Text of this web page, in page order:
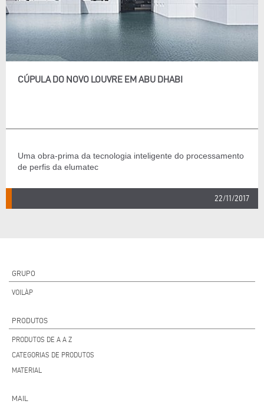
CÚPULA DO NOVO LOUVRE EM ABU DHABI
Uma obra-prima da tecnologia inteligente do processamento
de perfis da elumatec
22/11/2017
GRUPO
VOILÀP
PRODUTOS
PRODUTOS DE A A Z
CATEGORIAS DE PRODUTOS
MATERIAL
MAIL